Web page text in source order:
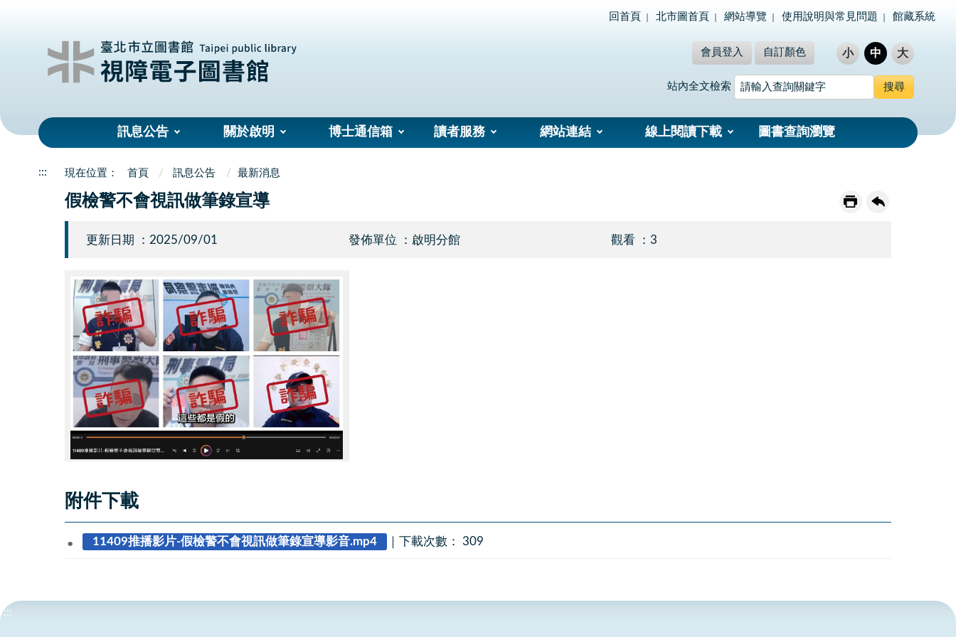
回首頁 北市圖首頁 網站導覽 使用說明與常見問題 館藏系統
會員登入 自訂顏色 小 中 大
站內全文檢索
訊息公告 關於啟明 博士通信箱 讀者服務 網站連結 線上閱讀下載 圖書查詢瀏覽
::: 首頁 訊息公告 最新消息
假檢警不會視訊做筆錄宣導
更新日期 ：2025/09/01 發佈單位 ：啟明分館 觀看 ：3
附件下載
11409推播影片-假檢警不會視訊做筆錄宣導影音.mp4 下載次數： 309
:::